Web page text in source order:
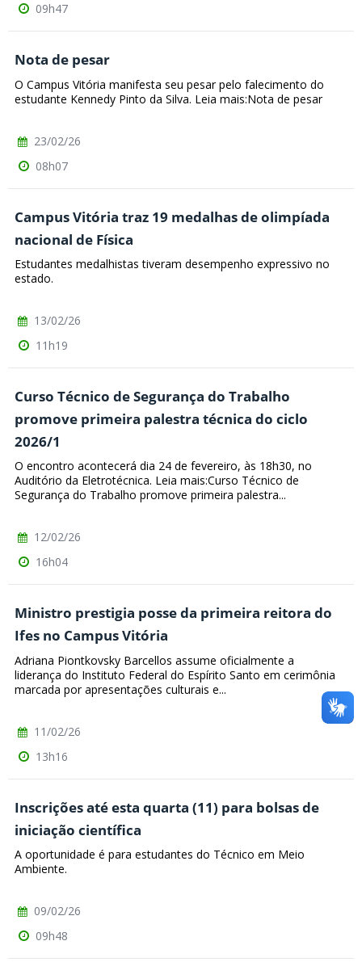
09h47
Nota de pesar
O Campus Vitória manifesta seu pesar pelo falecimento do
estudante Kennedy Pinto da Silva. Leia mais:Nota de pesar
23/02/26
08h07
Campus Vitória traz 19 medalhas de olimpíada
nacional de Física
Estudantes medalhistas tiveram desempenho expressivo no
estado.
13/02/26
11h19
Curso Técnico de Segurança do Trabalho
promove primeira palestra técnica do ciclo
2026/1
O encontro acontecerá dia 24 de fevereiro, às 18h30, no
Auditório da Eletrotécnica. Leia mais:Curso Técnico de
Segurança do Trabalho promove primeira palestra...
12/02/26
16h04
Ministro prestigia posse da primeira reitora do
Ifes no Campus Vitória
Adriana Piontkovsky Barcellos assume oficialmente a
liderança do Instituto Federal do Espírito Santo em cerimônia
marcada por apresentações culturais e...
11/02/26
13h16
Inscrições até esta quarta (11) para bolsas de
iniciação científica
A oportunidade é para estudantes do Técnico em Meio
Ambiente.
09/02/26
09h48